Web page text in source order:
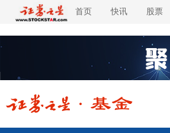
首页 快讯 股票